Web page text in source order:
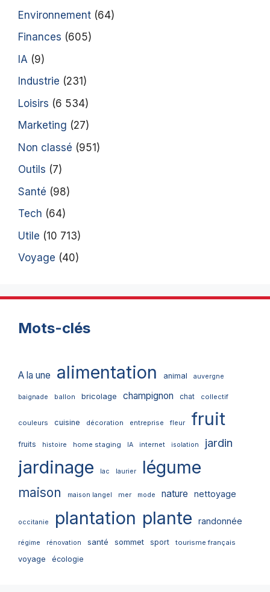
Environnement (64)
Finances (605)
IA (9)
Industrie (231)
Loisirs (6 534)
Marketing (27)
Non classé (951)
Outils (7)
Santé (98)
Tech (64)
Utile (10 713)
Voyage (40)
Mots-clés
A la une alimentation animal auvergne
baignade ballon bricolage champignon chat collectif
couleurs cuisine décoration entreprise fleur fruit
fruits histoire home staging IA internet isolation jardin
jardinage lac laurier légume
maison maison langel mer mode nature nettoyage
occitanie plantation plante randonnée
régime rénovation santé sommet sport tourisme français
voyage écologie